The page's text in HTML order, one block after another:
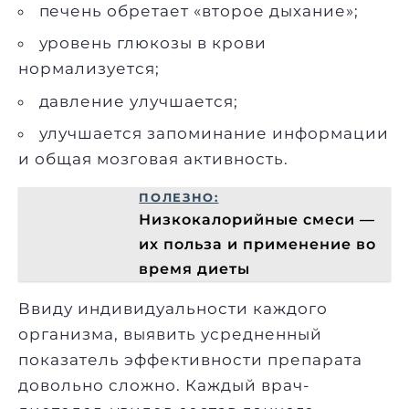
печень обретает «второе дыхание»;
уровень глюкозы в крови
нормализуется;
давление улучшается;
улучшается запоминание информации
и общая мозговая активность.
ПОЛЕЗНО:
Низкокалорийные смеси —
их польза и применение во
время диеты
Ввиду индивидуальности каждого
организма, выявить усредненный
показатель эффективности препарата
довольно сложно. Каждый врач-